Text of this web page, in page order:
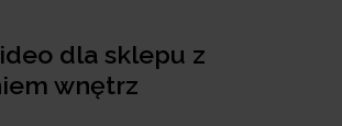
dla sklepu z
wnętrz